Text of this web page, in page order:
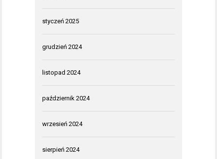
styczeń 2025
grudzień 2024
listopad 2024
październik 2024
wrzesień 2024
sierpień 2024